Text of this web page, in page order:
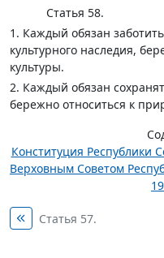
Статья 58.
1. Каждый обязан
культурного наследия,
культуры.
2. Каждый обязан
бережно относиться к
Конституция Республики
Верховным Советом
Статья 57.